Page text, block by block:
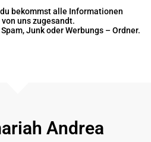
bekommst alle Informationen
uns zugesandt.
Junk oder Werbungs – Ordner.
Andrea